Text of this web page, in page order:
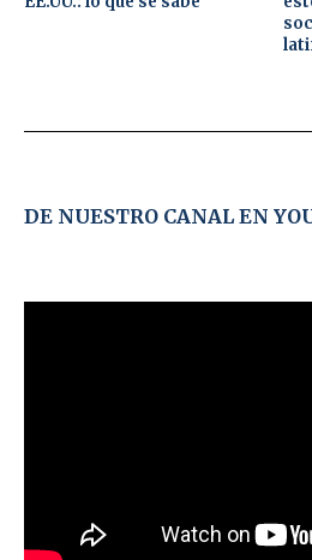
DE NUESTRO CANAL EN